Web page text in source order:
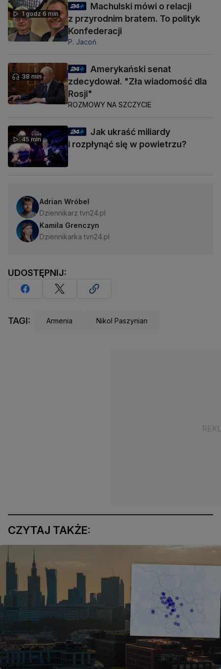
1 godz 6 min
Machulski mówi o relacji
z przyrodnim bratem. To polityk
Konfederacji
P. Jacoń
38 min
Amerykański senat
zdecydował. "Zła wiadomość dla
Rosji"
ROZMOWY NA SZCZYCIE
45 min
Jak ukraść miliardy
i rozpłynąć się w powietrzu?
Adrian Wróbel
Dziennikarz tvn24.pl
Kamila Grenczyn
Dziennikarka tvn24.pl
UDOSTĘPNIJ:
TAGI: Armenia Nikol Paszynian
CZYTAJ TAKŻE: